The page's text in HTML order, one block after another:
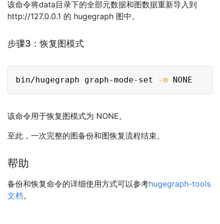
该命令将data目录下的全部元数据和图数据重新导入到
http://127.0.0.1 的 hugegraph 图中。
步骤3：恢复图模式
bin/hugegraph graph-mode-set -m Copy
该命令用于恢复图模式为 NONE。
至此，一次完整的图备份和图恢复流程结束。
帮助
备份和恢复命令的详细使用方式可以参考hugegraph-tools
文档。